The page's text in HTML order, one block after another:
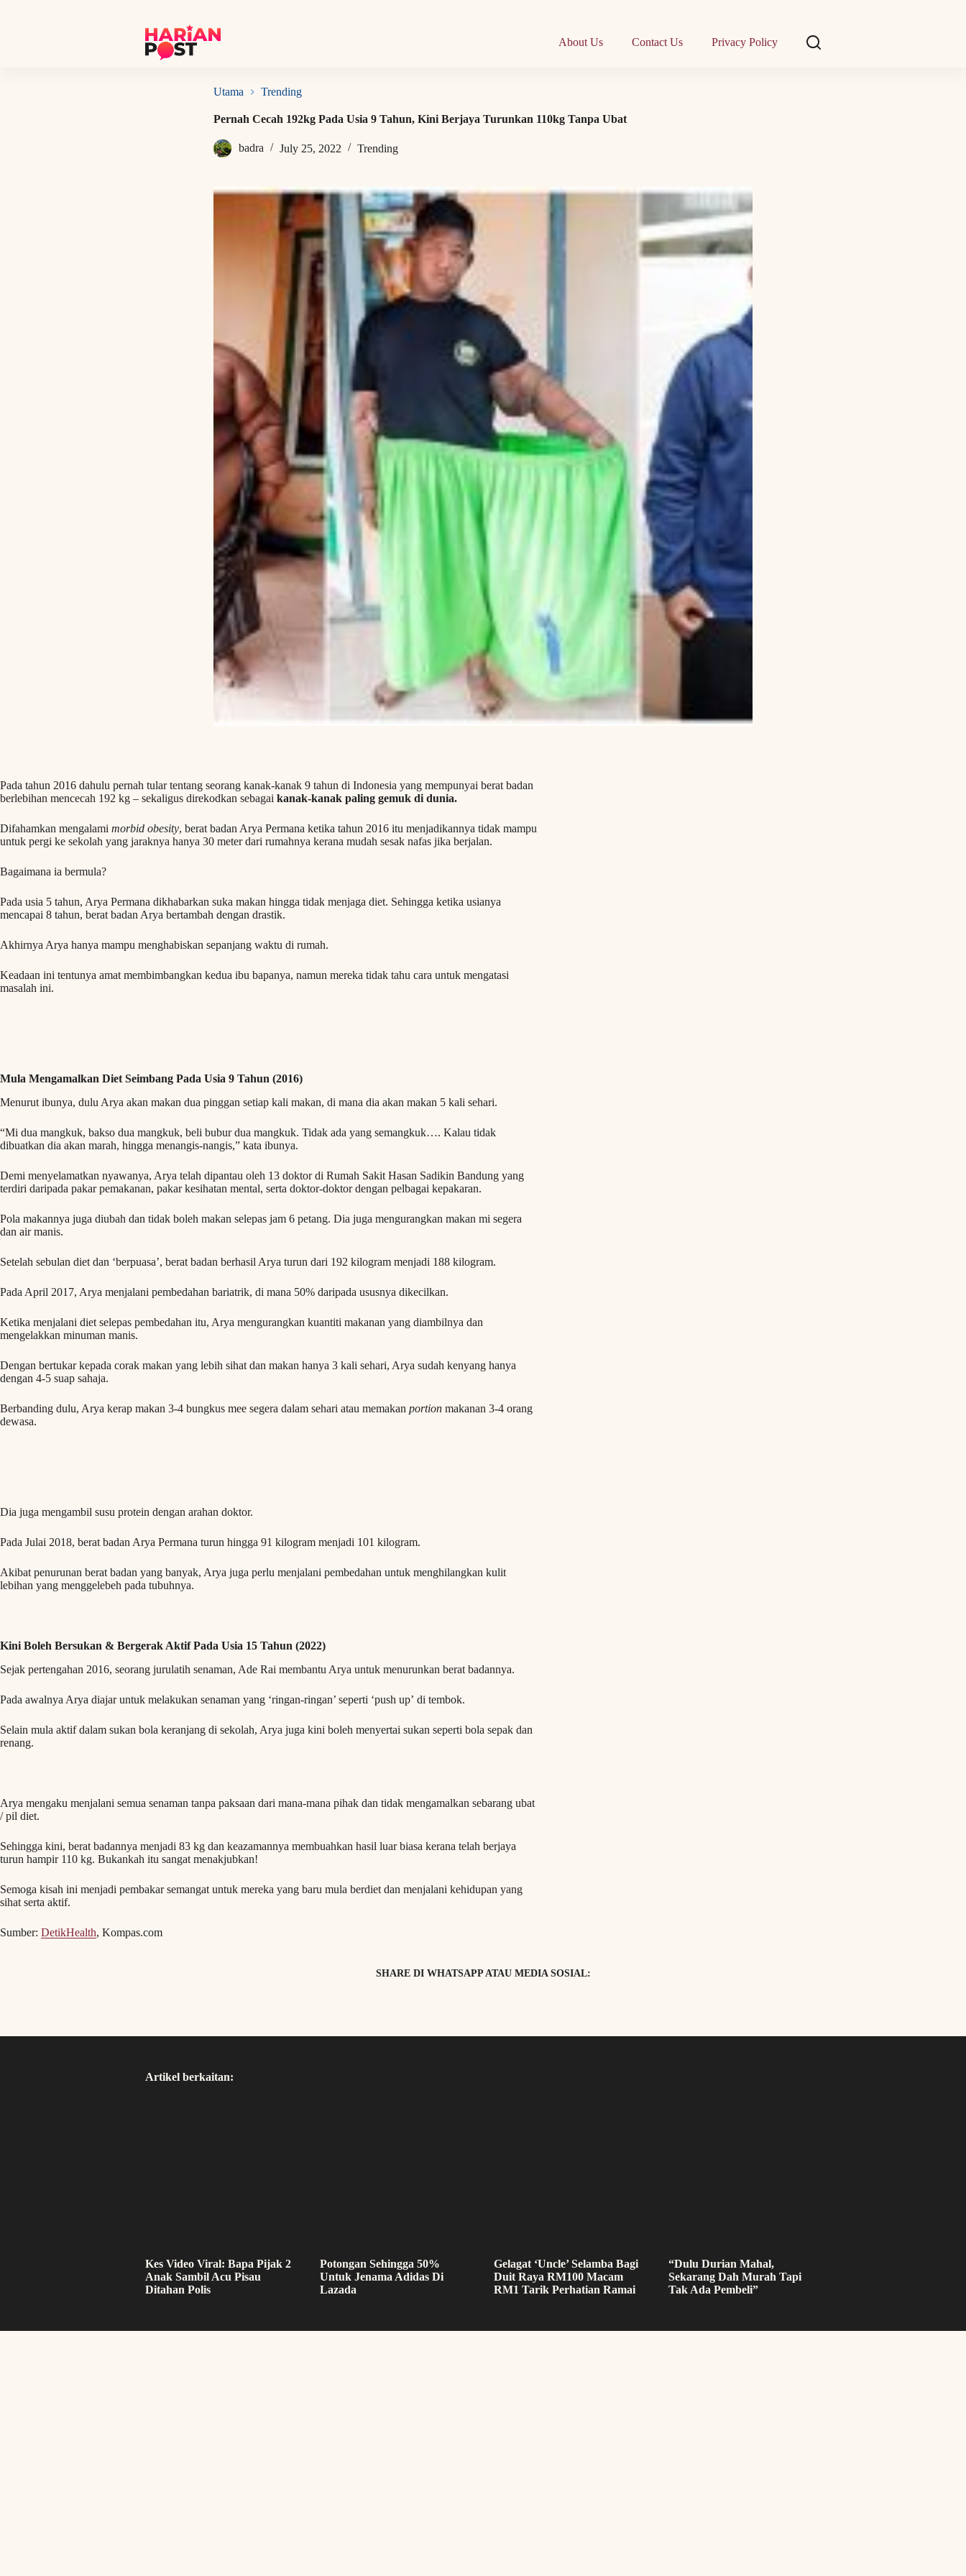
About Us Contact Us Privacy Policy
Utama Trending
Pernah Cecah 192kg Pada Usia 9 Tahun, Kini Berjaya Turunkan 110kg Tanpa Ubat
badra July 25, 2022 Trending
Pada tahun 2016 dahulu pernah tular tentang seorang kanak-kanak 9 tahun di Indonesia yang mempunyai berat badan
berlebihan mencecah 192 kg – sekaligus direkodkan sebagai kanak-kanak paling gemuk di dunia.
Difahamkan mengalami morbid obesity, berat badan Arya Permana ketika tahun 2016 itu menjadikannya tidak mampu
untuk pergi ke sekolah yang jaraknya hanya 30 meter dari rumahnya kerana mudah sesak nafas jika berjalan.
Bagaimana ia bermula?
Pada usia 5 tahun, Arya Permana dikhabarkan suka makan hingga tidak menjaga diet. Sehingga ketika usianya
mencapai 8 tahun, berat badan Arya bertambah dengan drastik.
Akhirnya Arya hanya mampu menghabiskan sepanjang waktu di rumah.
Keadaan ini tentunya amat membimbangkan kedua ibu bapanya, namun mereka tidak tahu cara untuk mengatasi
masalah ini.
Mula Mengamalkan Diet Seimbang Pada Usia 9 Tahun (2016)
Menurut ibunya, dulu Arya akan makan dua pinggan setiap kali makan, di mana dia akan makan 5 kali sehari.
“Mi dua mangkuk, bakso dua mangkuk, beli bubur dua mangkuk. Tidak ada yang semangkuk…. Kalau tidak
dibuatkan dia akan marah, hingga menangis-nangis,” kata ibunya.
Demi menyelamatkan nyawanya, Arya telah dipantau oleh 13 doktor di Rumah Sakit Hasan Sadikin Bandung yang
terdiri daripada pakar pemakanan, pakar kesihatan mental, serta doktor-doktor dengan pelbagai kepakaran.
Pola makannya juga diubah dan tidak boleh makan selepas jam 6 petang. Dia juga mengurangkan makan mi segera
dan air manis.
Setelah sebulan diet dan ‘berpuasa’, berat badan berhasil Arya turun dari 192 kilogram menjadi 188 kilogram.
Pada April 2017, Arya menjalani pembedahan bariatrik, di mana 50% daripada ususnya dikecilkan.
Ketika menjalani diet selepas pembedahan itu, Arya mengurangkan kuantiti makanan yang diambilnya dan
mengelakkan minuman manis.
Dengan bertukar kepada corak makan yang lebih sihat dan makan hanya 3 kali sehari, Arya sudah kenyang hanya
dengan 4-5 suap sahaja.
Berbanding dulu, Arya kerap makan 3-4 bungkus mee segera dalam sehari atau memakan portion makanan 3-4 orang
dewasa.
Dia juga mengambil susu protein dengan arahan doktor.
Pada Julai 2018, berat badan Arya Permana turun hingga 91 kilogram menjadi 101 kilogram.
Akibat penurunan berat badan yang banyak, Arya juga perlu menjalani pembedahan untuk menghilangkan kulit
lebihan yang menggelebeh pada tubuhnya.
Kini Boleh Bersukan & Bergerak Aktif Pada Usia 15 Tahun (2022)
Sejak pertengahan 2016, seorang jurulatih senaman, Ade Rai membantu Arya untuk menurunkan berat badannya.
Pada awalnya Arya diajar untuk melakukan senaman yang ‘ringan-ringan’ seperti ‘push up’ di tembok.
Selain mula aktif dalam sukan bola keranjang di sekolah, Arya juga kini boleh menyertai sukan seperti bola sepak dan
renang.
Arya mengaku menjalani semua senaman tanpa paksaan dari mana-mana pihak dan tidak mengamalkan sebarang ubat
/ pil diet.
Sehingga kini, berat badannya menjadi 83 kg dan keazamannya membuahkan hasil luar biasa kerana telah berjaya
turun hampir 110 kg. Bukankah itu sangat menakjubkan!
Semoga kisah ini menjadi pembakar semangat untuk mereka yang baru mula berdiet dan menjalani kehidupan yang
sihat serta aktif.
Sumber: DetikHealth, Kompas.com
SHARE DI WHATSAPP ATAU MEDIA SOSIAL:
Artikel berkaitan:
Kes Video Viral: Bapa Pijak 2
Anak Sambil Acu Pisau
Ditahan Polis
Potongan Sehingga 50%
Untuk Jenama Adidas Di
Lazada
Gelagat ‘Uncle’ Selamba Bagi
Duit Raya RM100 Macam
RM1 Tarik Perhatian Ramai
“Dulu Durian Mahal,
Sekarang Dah Murah Tapi
Tak Ada Pembeli”